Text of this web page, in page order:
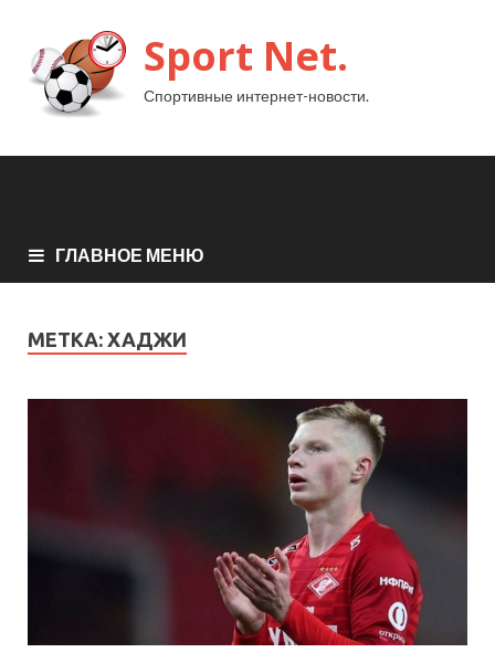
Sport Net.
Спортивные интернет-новости.
ГЛАВНОЕ МЕНЮ
МЕТКА: ХАДЖИ